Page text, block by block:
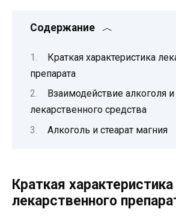
Содержание
Краткая характеристика
препарата
Взаимодействие алкоголя и
лекарственного средства
Алкоголь и стеарат магния
Краткая характеристика
лекарственного